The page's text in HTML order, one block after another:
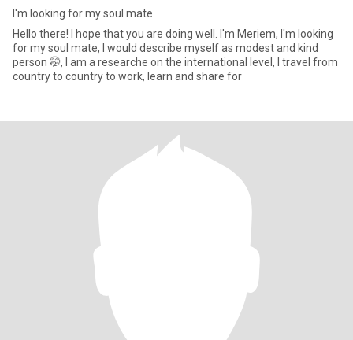
I'm looking for my soul mate
Hello there! I hope that you are doing well. I'm Meriem, I'm looking
for my soul mate, I would describe myself as modest and kind
person 🤭, I am a researche on the international level, I travel from
country to country to work, learn and share for